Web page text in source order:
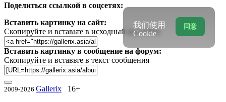
Поделиться ссылкой в соцсетях:
Вставить картинку на сайт:
Скопируйте и вставьте в исходный код сайта
Вставить картинку в сообщение на форум:
Скопируйте и вставьте в текст сообщения
2009-2026 Gallerix 16+
同意
我们使用
Cookie